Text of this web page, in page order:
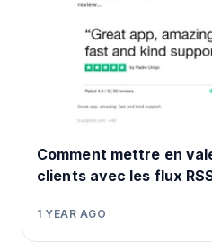
Comment mettre en
clients avec les flux
1 YEAR AGO